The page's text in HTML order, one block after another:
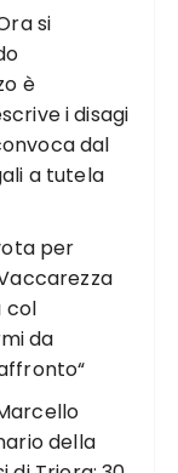
si
è
i disagi
dal
a tutela
per
col
da
della